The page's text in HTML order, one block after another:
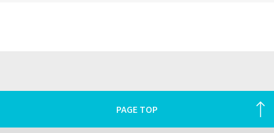
PAGE TOP